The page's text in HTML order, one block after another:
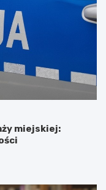
miejskiej: